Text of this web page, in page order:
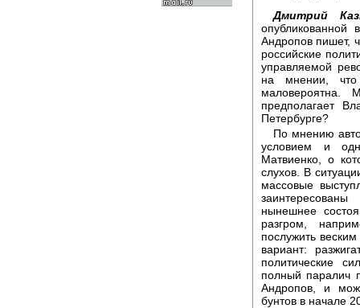
Дмитрий
опубликованной
Андропов пишет,
российские
управляемой
на мнении, что
маловероятна.
предполагает
Петербурге?
По мнению
условием и
Матвиенко, о
слухов. В
массовые
нынешнее
разгром,
послужить
вариант:
политические
полный паралич
Андропов, и
бунтов в начале